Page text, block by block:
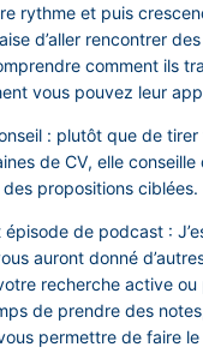
rythme et puis
d’aller rencontrer
comment ils
vous pouvez leur
: plutôt que de
de CV, elle conseille
des propositions ciblées.
de podcast :
auront donné
recherche active ou
de prendre des
permettre de faire